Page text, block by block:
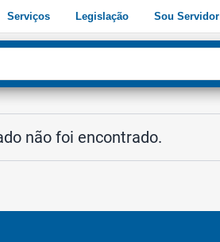
Serviços Legislação Sou Servidor
não foi encontrado.